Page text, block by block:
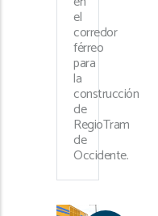
el
corredor
férreo
para
la
construcción
de
RegioTram
de
Occidente.